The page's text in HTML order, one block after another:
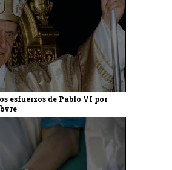
esfuerzos de Pablo VI por